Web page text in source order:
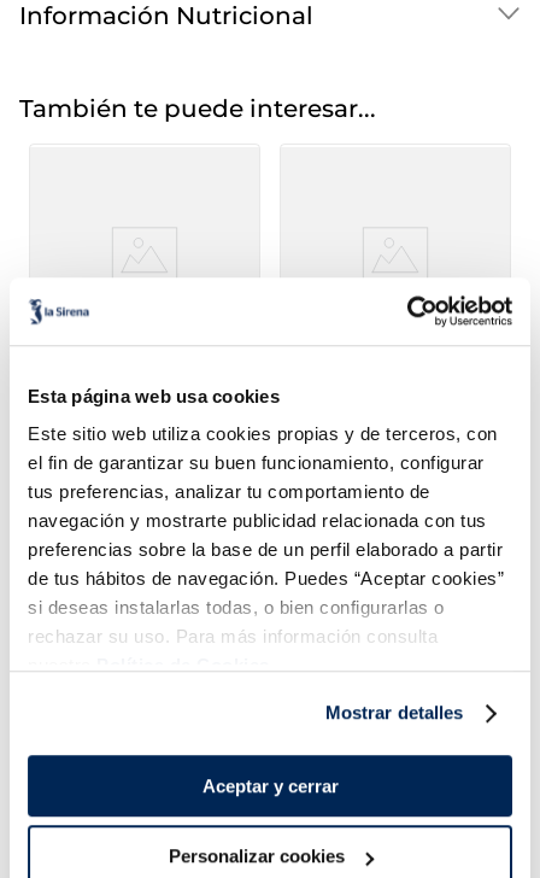
Esta página web usa cookies
Este sitio web utiliza cookies propias y de terceros, con
el fin de garantizar su buen funcionamiento, configurar
tus preferencias, analizar tu comportamiento de
navegación y mostrarte publicidad relacionada con tus
preferencias sobre la base de un perfil elaborado a partir
de tus hábitos de navegación. Puedes “Aceptar cookies”
si deseas instalarlas todas, o bien configurarlas o
rechazar su uso. Para más información consulta
Mostrar detalles
Aceptar y cerrar
Personalizar cookies
Información Nutricional
También te puede interesar...
Patata Air Fryer Julienne
McCain
3,79 € Bolsa 600g
Añadir
1,99 € Bolsa 600g
Añadir
¡Combínalo y hazte un menú de 10!